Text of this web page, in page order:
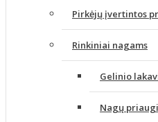
Pirkėjų įvertintos
Rinkiniai nagams
Gelinio
Nagų